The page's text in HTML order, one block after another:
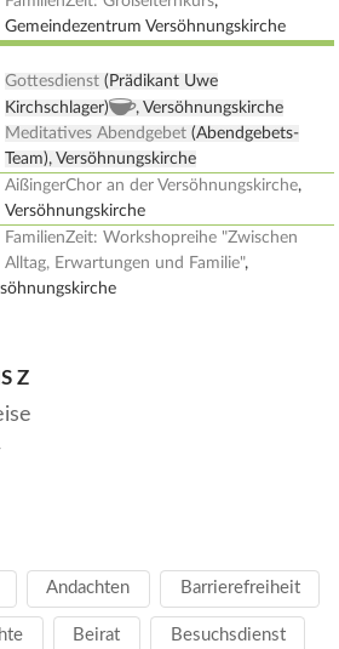
Gemeindezentrum Versöhnungskirche
Gottesdienst (Prädikant Uwe
Kirchschlager), Kirchenkaffee, Versöhnungskirche
Meditatives Abendgebet (Abendgebets-
Team), Versöhnungskirche
AißingerChor an der Versöhnungskirche,
Versöhnungskirche
FamilienZeit: Workshopreihe "Zwischen
Alltag, Erwartungen und Familie",
Z
Andachten Barrierefreiheit
Beirat Besuchsdienst